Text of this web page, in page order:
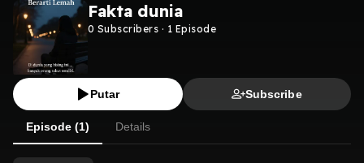
Fakta dunia
0 Subscribers · 1 Episode
Putar Subscribe
Episode (1) Details